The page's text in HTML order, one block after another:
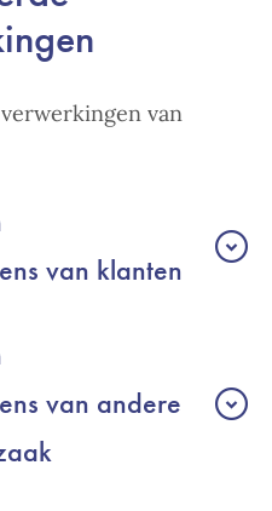
van
van klanten
van andere